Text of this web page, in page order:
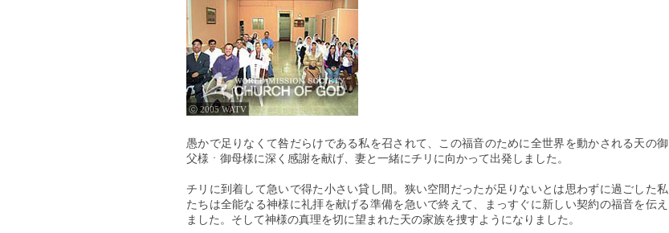
ⓒ 2005 WATV
愚かで足りなくて咎だらけである私を召されて、この福音のために全世界を動かされる天の御
父様ㆍ御母様に深く感謝を献げ、妻と一緒にチリに向かって出発しました。
チリに到着して急いで得た小さい貸し間。狭い空間だったが足りないとは思わずに過ごした私
たちは全能なる神様に礼拝を献げる準備を急いで終えて、まっすぐに新しい契約の福音を伝え
ました。そして神様の真理を切に望まれた天の家族を捜すようになりました。